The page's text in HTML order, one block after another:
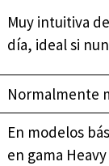
Muy intuitiva
día, ideal si
Normalmente
En modelos
en gama